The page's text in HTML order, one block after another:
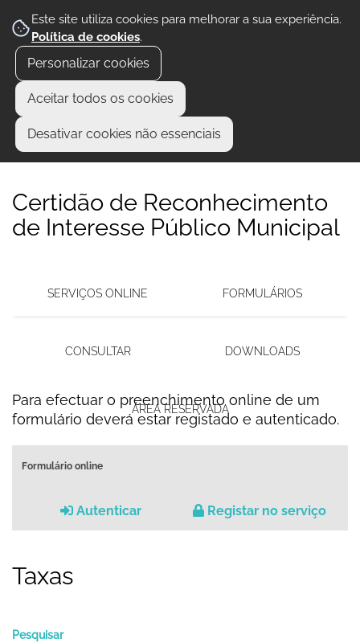
Este site utiliza cookies para melhorar a sua experiência.
Política de cookies.
Personalizar cookies
Aceitar todos os cookies
Desativar cookies não essenciais
Certidão de Reconhecimento
de Interesse Público Municipal
SERVIÇOS ONLINE FORMULÁRIOS
CONSULTAR DOWNLOADS
ÁREA RESERVADA
Para efectuar o preenchimento online de um
formulário deverá estar registado e autenticado.
Formulário online
Autenticar Registar no serviço
Taxas
Pesquisar